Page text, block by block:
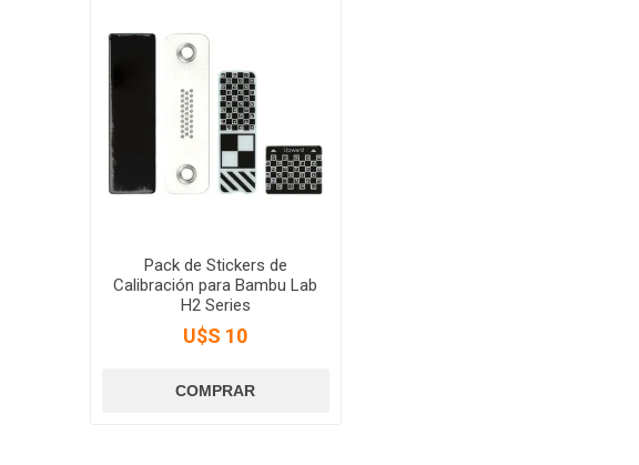
Pack de Stickers de
Calibración para Bambu Lab
H2 Series
U$S 10